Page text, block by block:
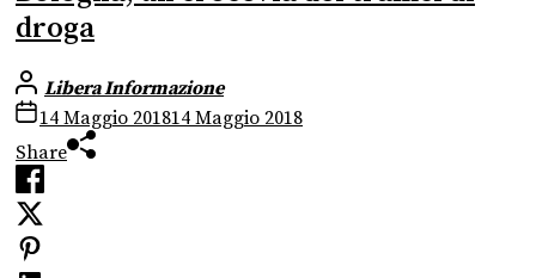
droga
Libera Informazione
14 Maggio 201814 Maggio 2018
Share